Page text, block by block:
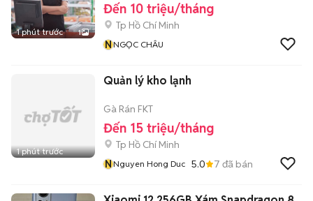
1 phút trước 1
Đến 10 triệu/tháng
Tp Hồ Chí Minh
NNGỌC CHÂU
1 phút trước
Quản lý kho lạnh
Gà Rán FKT
Đến 15 triệu/tháng
Tp Hồ Chí Minh
NNguyen Hong Duc 5.0 7 đã bán